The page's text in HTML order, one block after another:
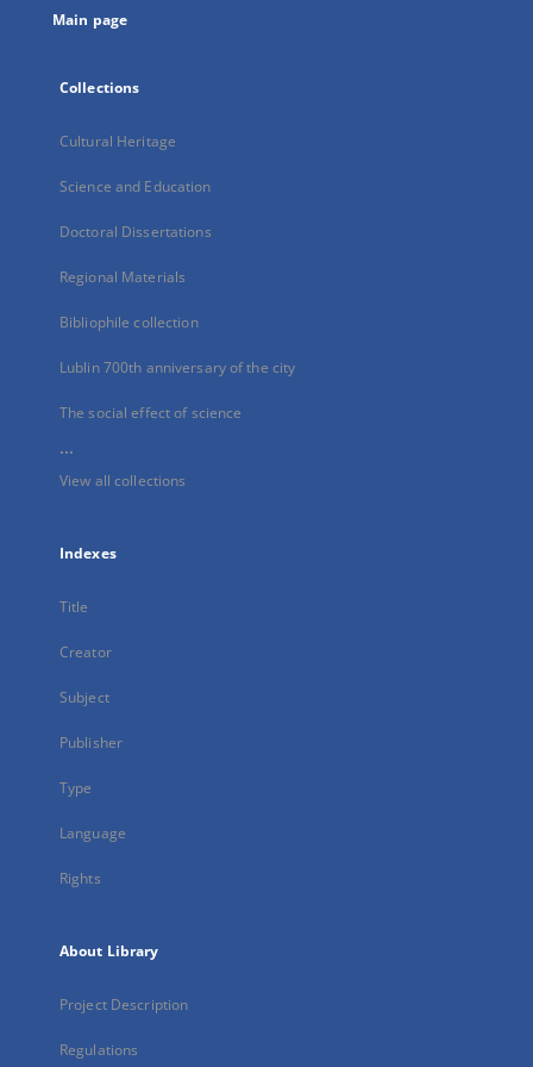
Main page
Collections
Cultural Heritage
Science and Education
Doctoral Dissertations
Regional Materials
Bibliophile collection
Lublin 700th anniversary of the city
The social effect of science
...
View all collections
Indexes
Title
Creator
Subject
Publisher
Type
Language
Rights
About Library
Project Description
Regulations